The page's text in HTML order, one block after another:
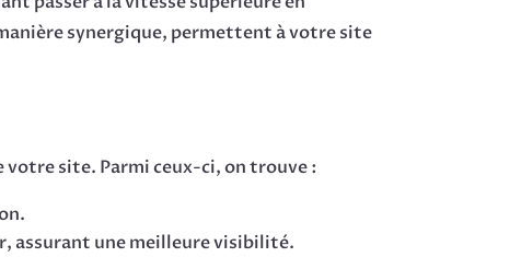
synergique, permettent à votre site
votre site. Parmi ceux-ci, on trouve :
assurant une meilleure visibilité.